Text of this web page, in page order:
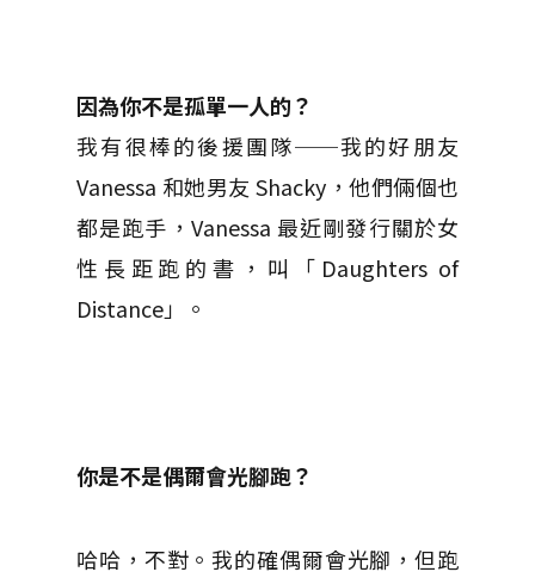
因為你不是孤單一人的？
我有很棒的後援團隊──我的好朋友
Vanessa 和她男友 Shacky，他們倆個也
都是跑手，Vanessa 最近剛發行關於女
性長距跑的書，叫「Daughters of
Distance」。
你是不是偶爾會光腳跑？
哈哈，不對。我的確偶爾會光腳，但跑